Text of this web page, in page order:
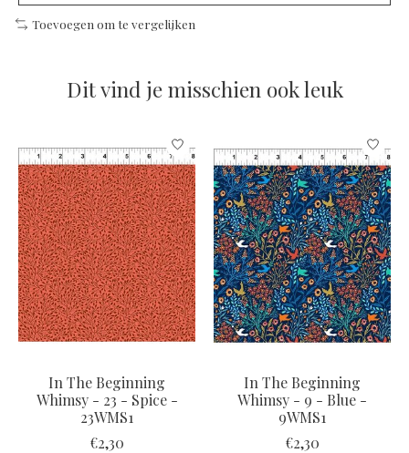
Toevoegen om te vergelijken
Dit vind je misschien ook leuk
Items van productcarrousel
In The Beginning
Whimsy - 23 - Spice -
23WMS1
€2,30
In The Beginning
Whimsy - 9 - Blue -
9WMS1
€2,30